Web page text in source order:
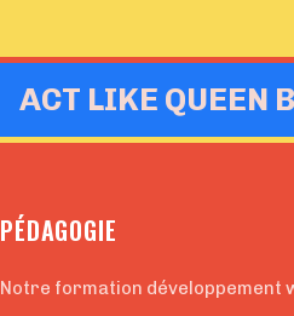
ACT LIKE QUEEN
PÉDAGOGIE
Notre formation développement